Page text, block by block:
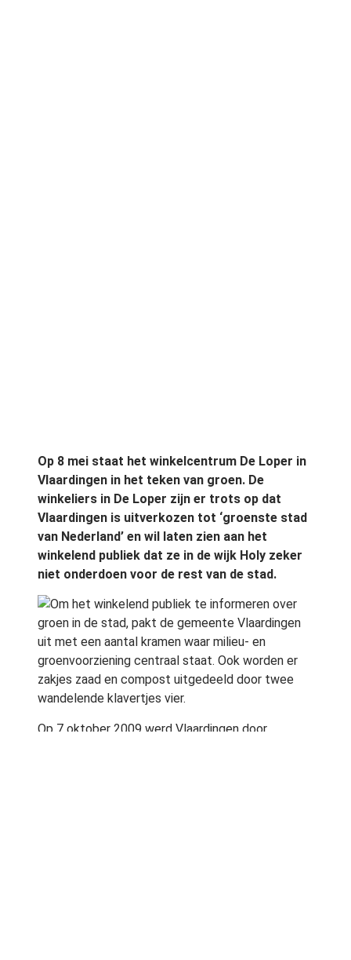
Op 8 mei staat het winkelcentrum De Loper in
Vlaardingen in het teken van groen. De
winkeliers in De Loper zijn er trots op dat
Vlaardingen is uitverkozen tot ‘groenste stad
van Nederland’ en wil laten zien aan het
winkelend publiek dat ze in de wijk Holy zeker
niet onderdoen voor de rest van de stad.
Om het winkelend publiek te informeren over
groen in de stad, pakt de gemeente Vlaardingen
uit met een aantal kramen waar milieu- en
groenvoorziening centraal staat. Ook worden er
zakjes zaad en compost uitgedeeld door twee
wandelende klavertjes vier.
Op 7 oktober 2009 werd Vlaardingen door